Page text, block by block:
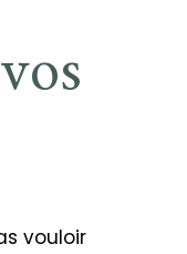
vouloir